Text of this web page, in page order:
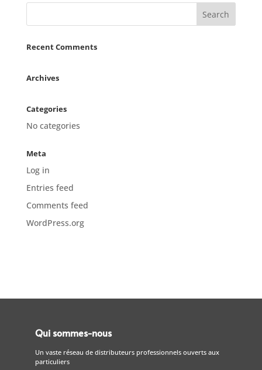
Recent Comments
Archives
Categories
No categories
Meta
Log in
Entries feed
Comments feed
WordPress.org
Qui sommes-nous
Un vaste réseau de distributeurs professionnels ouverts aux
particuliers